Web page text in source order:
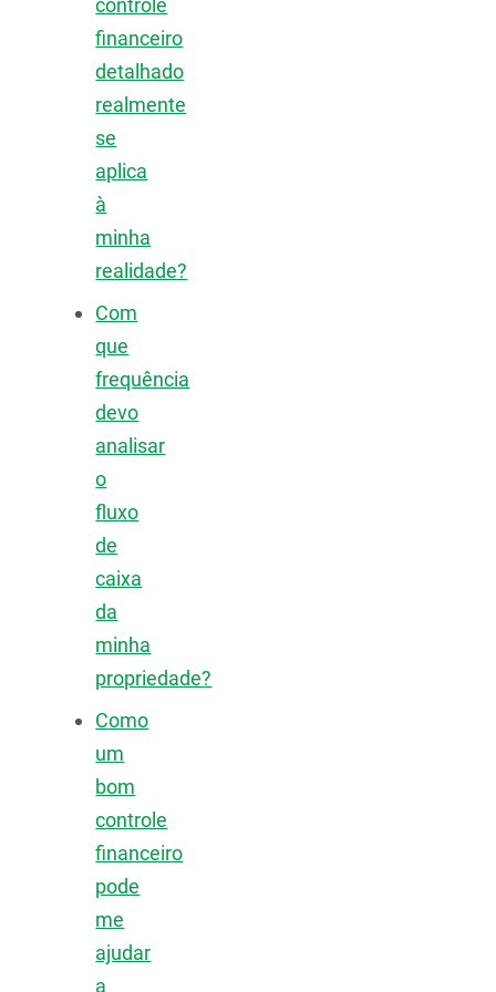
controle
financeiro
detalhado
realmente
se
aplica
à
minha
realidade?
Com
que
frequência
devo
analisar
o
fluxo
de
caixa
da
minha
propriedade?
Como
um
bom
controle
financeiro
pode
me
ajudar
a